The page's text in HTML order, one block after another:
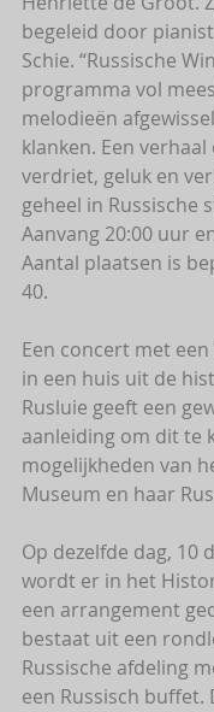
begeleid door
Schie. “Russische
programma vol
melodieën
klanken. Een
verdriet, geluk en
geheel in Russische
Aanvang 20:00 uur
Aantal plaatsen is
40.
Een concert met
in een huis uit de
Rusluie geeft een
aanleiding om dit te
mogelijkheden van
Museum en haar
Op dezelfde dag, 10
wordt er in het
een arrangement
bestaat uit een
Russische afdeling
een Russisch buffet.